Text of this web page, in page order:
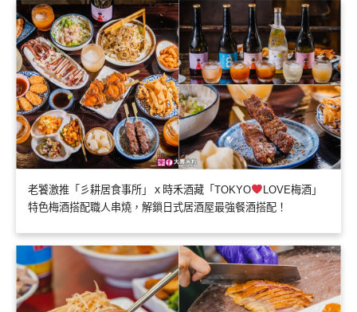
老饕激推「彡耕居食事所」ｘ時禾酒藏「TOKYO
LOVE梅酒」
特色梅酒搭配職人串燒，解鎖日式居酒屋最強餐酒搭配！